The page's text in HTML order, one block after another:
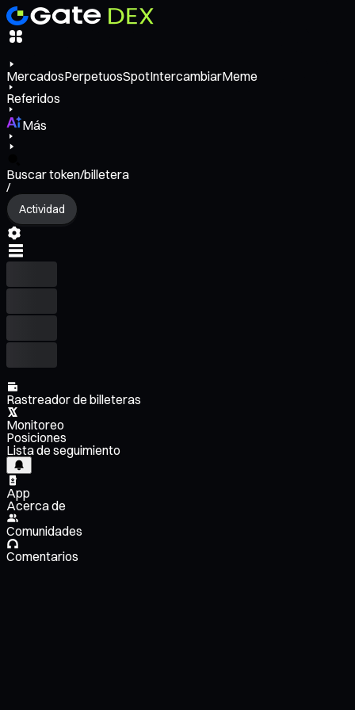
MercadosPerpetuosSpotIntercambiarMeme
Referidos
Más
Buscar token/billetera
/
Actividad
Rastreador de billeteras
Monitoreo
Posiciones
Lista de seguimiento
App
Acerca de
Comunidades
Comentarios